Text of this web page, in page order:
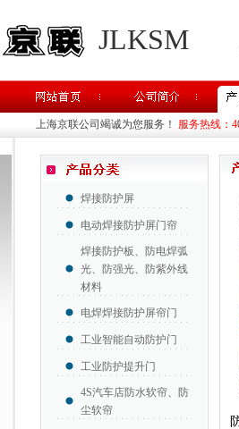
JLKSM
上海京联公司竭诚为您服务！ 服务热线：
焊接防护屏
电动焊接防护屏门帘
焊接防护板、防电焊弧
光、防强光、防紫外线
材料
电焊焊接防护屏帘门
工业智能自动防护门
工业防护提升门
4S汽车店防水软帘、防
尘软帘